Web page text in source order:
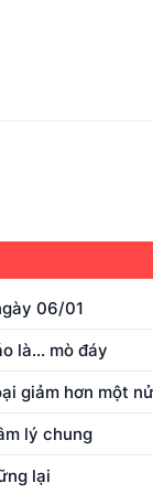
06/01
là... mò đáy
giảm hơn một
lý chung
lại